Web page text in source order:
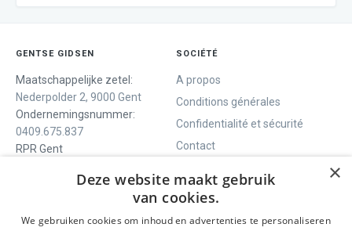
GENTSE GIDSEN
Maatschappelijke zetel:
Nederpolder 2, 9000 Gent
Ondernemingsnummer:
0409.675.837
RPR Gent
SOCIÉTÉ
A propos
Conditions générales
Confidentialité et sécurité
Contact
SOCIALS
×
Deze website maakt gebruik
van cookies.
We gebruiken cookies om inhoud en advertenties te personaliseren